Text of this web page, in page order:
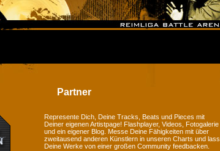
Partner
Represente Dich, Deine Tracks, Beats und Pieces mit
Deiner eigenen Artistpage! Flashplayer, Videos, Fotogalerie
und ein eigener Blog. Messe Deine Fähigkeiten mit über
zweitausend anderen Künstlern in unseren Charts und lass
Deine Werke von einer großen Community feedbacken.